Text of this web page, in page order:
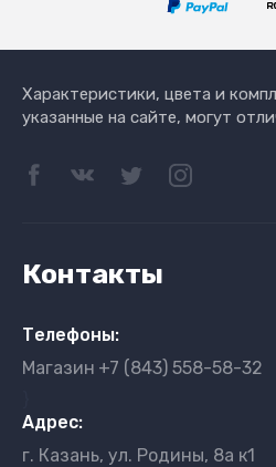
Характеристики, цвета и
указанные на сайте, могут
Контакты
Телефоны:
Магазин +7 (843) 558-58-32
Адрес:
г. Казань, ул. Родины, 8а к1